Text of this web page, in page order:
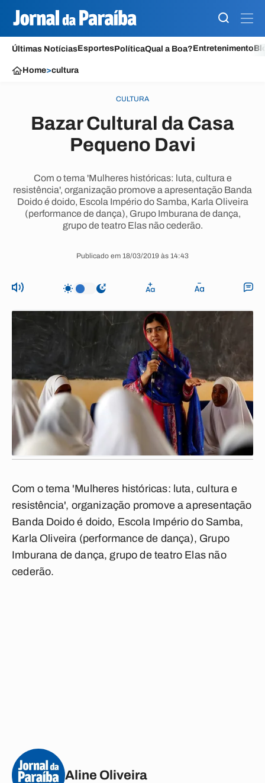
Últimas NotíciasEsportesPolíticaQual a Boa?Entretenimento
Home>cultura
CULTURA
Bazar Cultural da Casa
Pequeno Davi
Com o tema 'Mulheres históricas: luta, cultura e
resistência', organização promove a apresentação Banda
Doido é doido, Escola Império do Samba, Karla Oliveira
(performance de dança), Grupo Imburana de dança,
grupo de teatro Elas não cederão.
Publicado em 18/03/2019 às 14:43
Com o tema 'Mulheres históricas: luta, cultura e
resistência', organização promove a apresentação
Banda Doido é doido, Escola Império do Samba,
Karla Oliveira (performance de dança), Grupo
Imburana de dança, grupo de teatro Elas não
cederão.
Aline Oliveira